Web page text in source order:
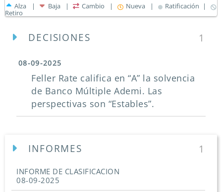
Alza | Baja | Cambio | Nueva | Ratificación |
Retiro
DECISIONES 1
08-09-2025
Feller Rate califica en “A” la solvencia
de Banco Múltiple Ademi. Las
perspectivas son “Estables”.
INFORMES 1
INFORME DE CLASIFICACION
08-09-2025